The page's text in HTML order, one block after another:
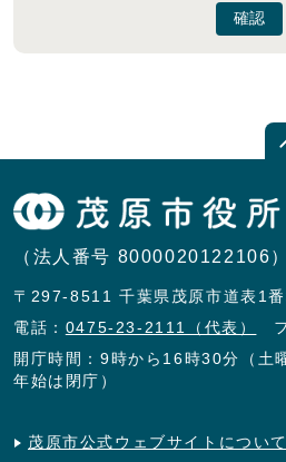
確認
（法人番号 8000020122106）
〒297-8511 千葉県茂原市道表1
電話： 0475-23-2111（代表）
開庁時間：9時から16時30分（土
年始は閉庁）
茂原市公式ウェブサイトについて